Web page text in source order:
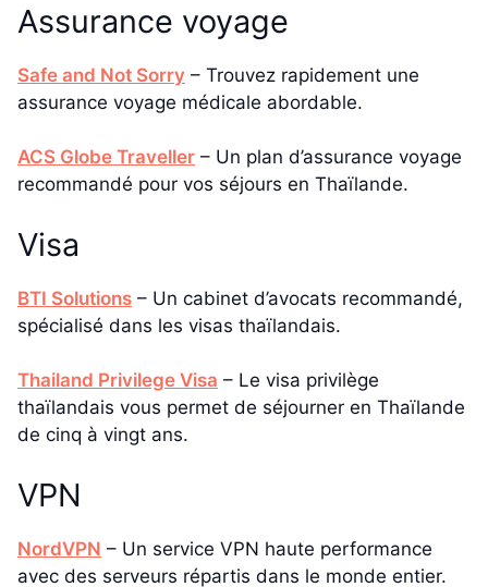
Assurance voyage
Safe and Not Sorry – Trouvez rapidement une
assurance voyage médicale abordable.
ACS Globe Traveller – Un plan d’assurance voyage
recommandé pour vos séjours en Thaïlande.
Visa
BTI Solutions – Un cabinet d’avocats recommandé,
spécialisé dans les visas thaïlandais.
Thailand Privilege Visa – Le visa privilège
thaïlandais vous permet de séjourner en Thaïlande
de cinq à vingt ans.
VPN
NordVPN – Un service VPN haute performance
avec des serveurs répartis dans le monde entier.